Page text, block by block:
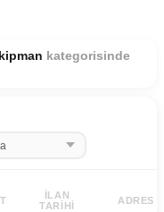
kategorisinde
İLAN
TARIHI
ADRES